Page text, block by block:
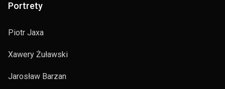
Portrety
Piotr Jaxa
Xawery Żuławski
Jarosław Barzan